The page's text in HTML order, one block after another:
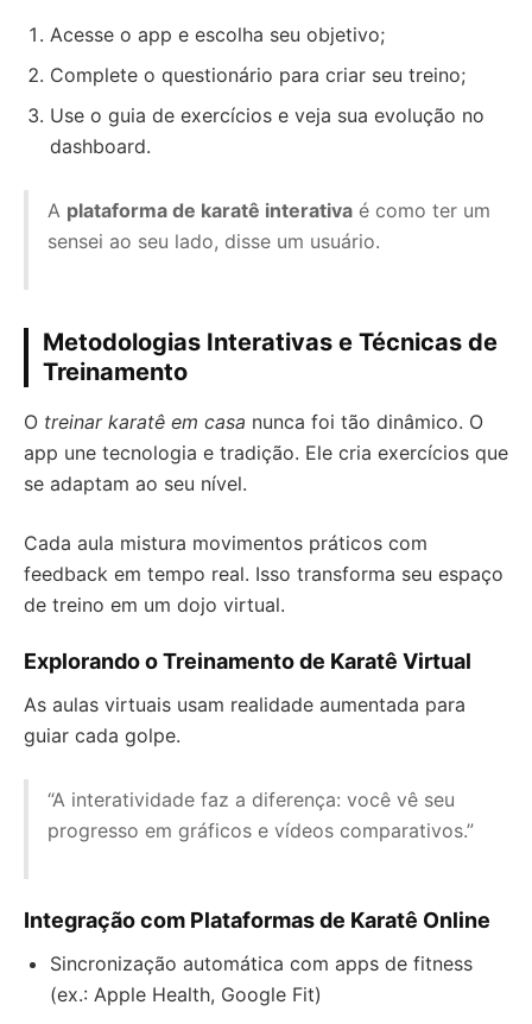
Acesse o app e escolha seu objetivo;
Complete o questionário para criar seu treino;
Use o guia de exercícios e veja sua evolução no
dashboard.
A plataforma de karatê interativa é como ter um
sensei ao seu lado, disse um usuário.
Metodologias Interativas e Técnicas de
Treinamento
O treinar karatê em casa nunca foi tão dinâmico. O
app une tecnologia e tradição. Ele cria exercícios que
se adaptam ao seu nível.
Cada aula mistura movimentos práticos com
feedback em tempo real. Isso transforma seu espaço
de treino em um dojo virtual.
Explorando o Treinamento de Karatê Virtual
As aulas virtuais usam realidade aumentada para
guiar cada golpe.
“A interatividade faz a diferença: você vê seu
progresso em gráficos e vídeos comparativos.”
Integração com Plataformas de Karatê Online
Sincronização automática com apps de fitness
(ex.: Apple Health, Google Fit)